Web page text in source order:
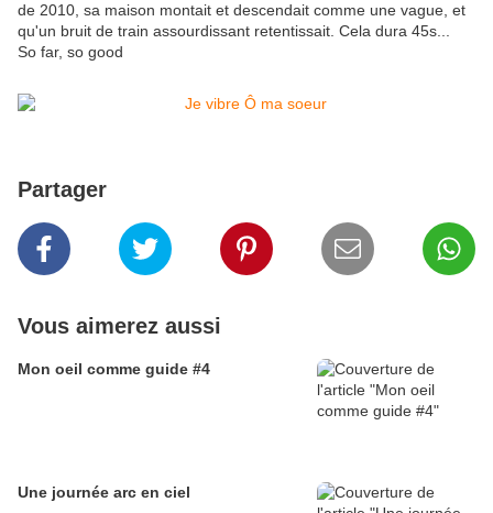
de 2010, sa maison montait et descendait comme une vague, et
qu'un bruit de train assourdissant retentissait. Cela dura 45s...
So far, so good
Partager
Vous aimerez aussi
Mon oeil comme guide #4
Une journée arc en ciel